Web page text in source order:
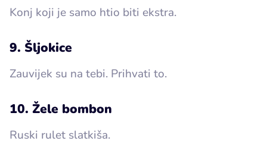
Konj koji je samo htio biti ekstra.
9. Šljokice
Zauvijek su na tebi. Prihvati to.
10. Žele bombon
Ruski rulet slatkiša.